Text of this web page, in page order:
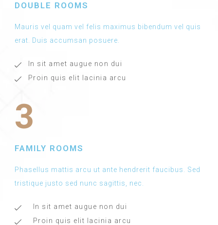
DOUBLE ROOMS
Mauris vel quam vel felis maximus bibendum vel quis
erat. Duis accumsan posuere.
In sit amet augue non dui
Proin quis elit lacinia arcu
3
FAMILY ROOMS
Phasellus mattis arcu ut ante hendrerit faucibus. Sed
tristique justo sed nunc sagittis, nec.
In sit amet augue non dui
Proin quis elit lacinia arcu